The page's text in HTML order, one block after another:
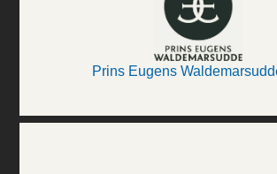
Prins Eugens